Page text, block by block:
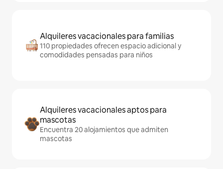
Alquileres vacacionales para familias
110 propiedades ofrecen espacio adicional y
comodidades pensadas para niños
Alquileres vacacionales aptos para
mascotas
Encuentra 20 alojamientos que admiten
mascotas